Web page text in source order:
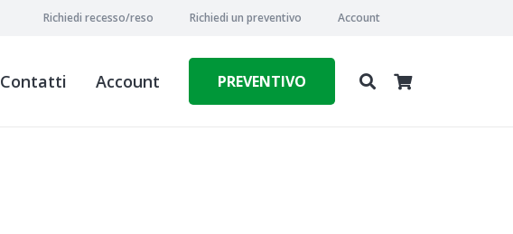
Richiedi recesso/reso Richiedi un preventivo Account
Contatti Account PREVENTIVO